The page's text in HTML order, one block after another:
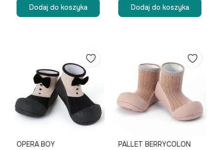
Dodaj do koszyka Dodaj do koszyka
OPERA BOY
PALLET BERRYCOLON